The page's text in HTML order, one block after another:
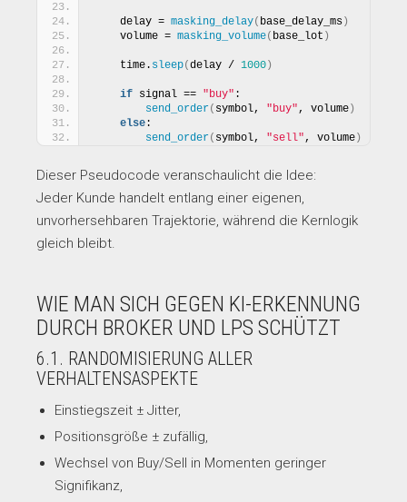
    delay =
masking_delay( base_delay_ms )
    volume =
masking_volume( base_lot )
    time.
sleep( delay / 1000 )
if signal == "buy" :
send_order( symbol, "buy", volume )
else :
send_order( symbol, "sell", volume )
Dieser Pseudocode veranschaulicht die Idee:
Jeder Kunde handelt entlang einer eigenen,
unvorhersehbaren Trajektorie, während die Kernlogik
gleich bleibt.
WIE MAN SICH GEGEN KI-ERKENNUNG
DURCH BROKER UND LPS SCHÜTZT
6.1. RANDOMISIERUNG ALLER
VERHALTENSASPEKTE
Einstiegszeit ± Jitter,
Positionsgröße ± zufällig,
Wechsel von Buy/Sell in Momenten geringer
Signifikanz,